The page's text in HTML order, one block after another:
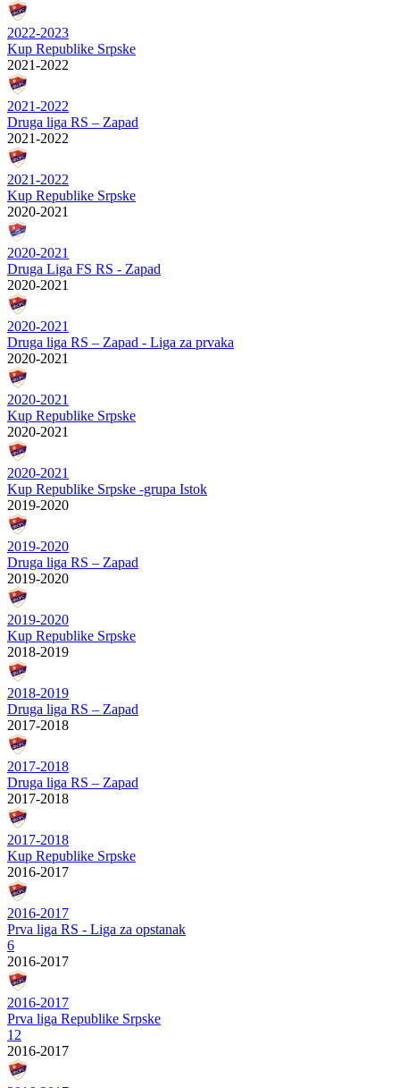
2022-2023
Kup Republike Srpske
2021-2022
2021-2022
Druga liga RS – Zapad
2021-2022
2021-2022
Kup Republike Srpske
2020-2021
2020-2021
Druga Liga FS RS - Zapad
2020-2021
2020-2021
Druga liga RS – Zapad - Liga za prvaka
2020-2021
2020-2021
Kup Republike Srpske
2020-2021
2020-2021
Kup Republike Srpske -grupa Istok
2019-2020
2019-2020
Druga liga RS – Zapad
2019-2020
2019-2020
Kup Republike Srpske
2018-2019
2018-2019
Druga liga RS – Zapad
2017-2018
2017-2018
Druga liga RS – Zapad
2017-2018
2017-2018
Kup Republike Srpske
2016-2017
2016-2017
Prva liga RS - Liga za opstanak
6
2016-2017
2016-2017
Prva liga Republike Srpske
12
2016-2017